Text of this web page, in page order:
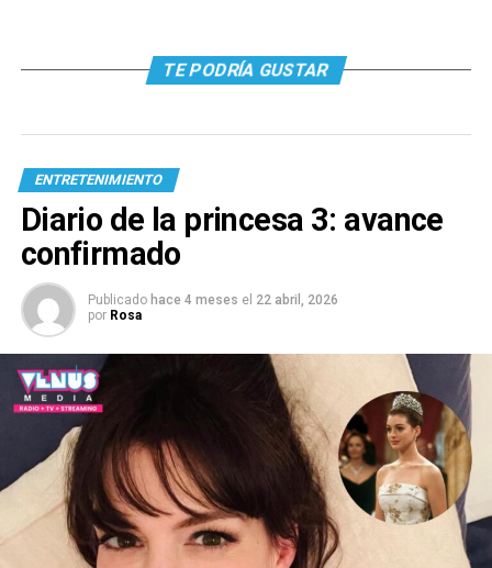
TE PODRÍA GUSTAR
ENTRETENIMIENTO
Diario de la princesa 3: avance
confirmado
Publicado hace 4 meses el 22 abril, 2026
por Rosa